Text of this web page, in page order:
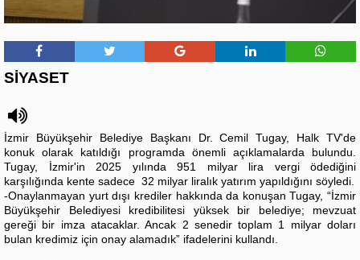
SİYASET
İzmir Büyükşehir Belediye Başkanı Dr. Cemil Tugay, Halk TV'de
konuk olarak katıldığı programda önemli açıklamalarda bulundu.
Tugay, İzmir'in 2025 yılında 951 milyar lira vergi ödediğini
karşılığında kente sadece 32 milyar liralık yatırım yapıldığını söyledi.
-Onaylanmayan yurt dışı krediler hakkında da konuşan Tugay, “İzmir
Büyükşehir Belediyesi kredibilitesi yüksek bir belediye; mevzuat
gereği bir imza atacaklar. Ancak 2 senedir toplam 1 milyar doları
bulan kredimiz için onay alamadık” ifadelerini kullandı.